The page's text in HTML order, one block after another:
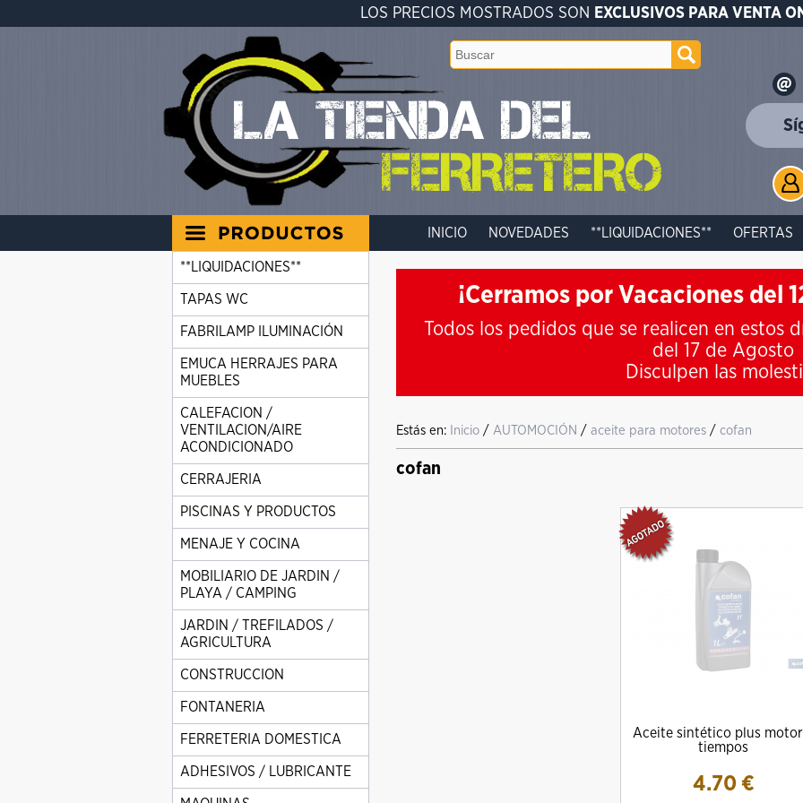
LOS PRECIOS MOSTRADOS SON EXCLUSIVOS PARA VENTA
INICIO NOVEDADES **LIQUIDACIONES** OFERTAS
**LIQUIDACIONES**
TAPAS WC
FABRILAMP ILUMINACIÓN
EMUCA HERRAJES PARA
MUEBLES
CALEFACION /
VENTILACION/AIRE
ACONDICIONADO
CERRAJERIA
PISCINAS Y PRODUCTOS
MENAJE Y COCINA
MOBILIARIO DE JARDIN /
PLAYA / CAMPING
JARDIN / TREFILADOS /
AGRICULTURA
CONSTRUCCION
FONTANERIA
FERRETERIA DOMESTICA
ADHESIVOS / LUBRICANTE
¡Cerramos por Vacaciones del
Todos los pedidos que se realicen en estos
del 17 de Agosto
Disculpen las
Estás en: Inicio / AUTOMOCIÓN / aceite para motores / cofan
cofan
Aceite sintético plus
tiempos
4.70€